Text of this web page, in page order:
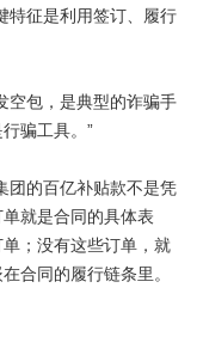
特征是利用签订、履行
包，是典型的诈骗手
骗工具。”
的百亿补贴款不是凭
就是合同的具体表
；没有这些订单，就
合同的履行链条里。